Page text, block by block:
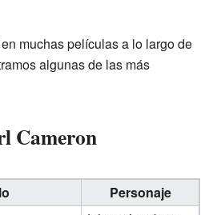
muchas películas a lo largo de
algunas de las más
Cameron
Personaje